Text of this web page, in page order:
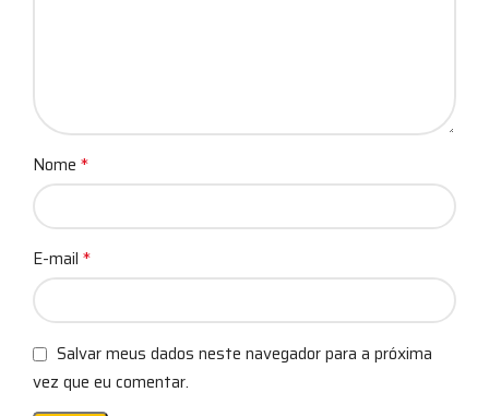
Nome *
E-mail *
Salvar meus dados neste navegador para a próxima
vez que eu comentar.